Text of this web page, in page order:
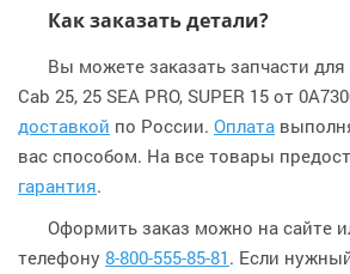
Как заказать детали?
Вы можете заказать запчасти
Cab 25, 25 SEA PRO, SUPER 15 от
доставкой по России. Оплата
вас способом. На все товары
гарантия.
Оформить заказ можно на сайте
телефону 8-800-555-85-81 . Если